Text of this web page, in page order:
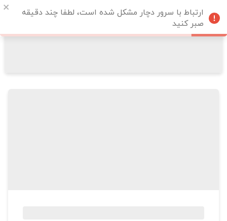
ارتباط با سرور دچار مشکل شده است، لطفا چند دقیقه
صبر کنید